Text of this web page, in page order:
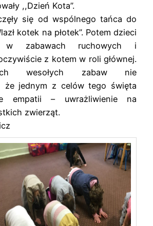
,,Dzień Kota”.
się od wspólnego tańca do
kotek na płotek”. Potem dzieci
w zabawach ruchowych i
z kotem w roli głównej.
wesołych zabaw nie
że jednym z celów tego święta
empatii – uwrażliwienie na
zwierząt.